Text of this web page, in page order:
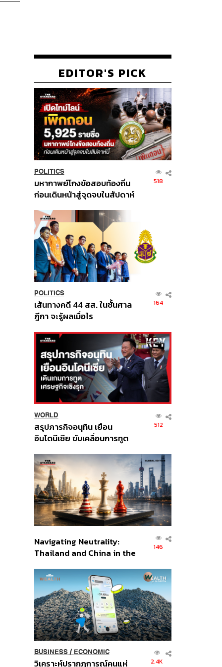
EDITOR'S PICK
POLITICS
มหากาพย์โกงข้อสอบท้องถิ่น
ก่อนเดินหน้าสู่จุดจบในสัปดาห์
518
POLITICS
เส้นทางคดี 44 สส. ในชั้นศาล
ฎีกา จะรู้ผลเมื่อไร
164
WORLD
สรุปภารกิจอนุทิน เยือน
อินโดนีเซีย ขับเคลื่อนการทูต
ส่วนยุทธศาสตร์ไทย –
อินโดนีเซีย
512
Navigating Neutrality:
Thailand and China in the
Order
146
BUSINESS/ ECONOMIC
วิเคราะห์ปรากฏการณ์คนแห่ 2.4K